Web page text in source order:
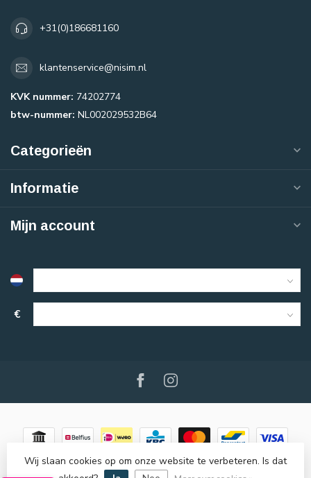
+31(0)186681160
klantenservice@nisim.nl
KVK nummer: 74202774
btw-nummer: NL002029532B64
Categorieën
Informatie
Mijn account
€
© Copyright 2026 Nisim- Powered byLightspeed-Lightspeed
Wij slaan cookies op om onze website te verbeteren. Is dat